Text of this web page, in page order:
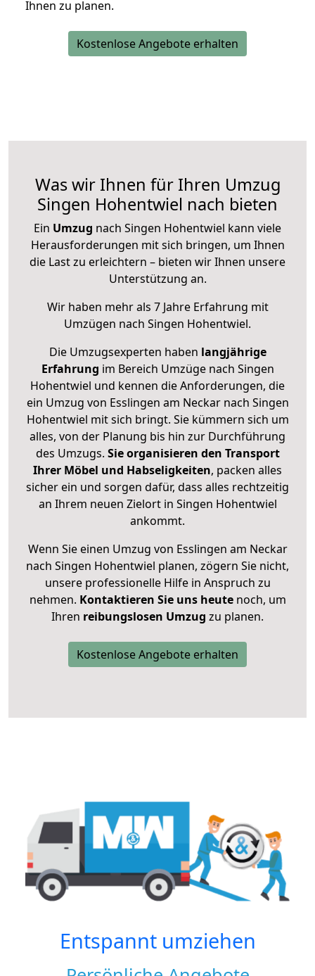
Ihnen zu planen.
Kostenlose Angebote erhalten
Was wir Ihnen für Ihren Umzug
Singen Hohentwiel nach bieten
Ein Umzug nach Singen Hohentwiel kann viele
Herausforderungen mit sich bringen, um Ihnen
die Last zu erleichtern – bieten wir Ihnen unsere
Unterstützung an.
Wir haben mehr als 7 Jahre Erfahrung mit
Umzügen nach Singen Hohentwiel.
Die Umzugsexperten haben langjährige
Erfahrung im Bereich Umzüge nach Singen
Hohentwiel und kennen die Anforderungen, die
ein Umzug von Esslingen am Neckar nach Singen
Hohentwiel mit sich bringt. Sie kümmern sich um
alles, von der Planung bis hin zur Durchführung
des Umzugs. Sie organisieren den Transport
Ihrer Möbel und Habseligkeiten, packen alles
sicher ein und sorgen dafür, dass alles rechtzeitig
an Ihrem neuen Zielort in Singen Hohentwiel
ankommt.
Wenn Sie einen Umzug von Esslingen am Neckar
nach Singen Hohentwiel planen, zögern Sie nicht,
unsere professionelle Hilfe in Anspruch zu
nehmen. Kontaktieren Sie uns heutenoch, um
Ihren reibungslosen Umzug zu planen.
Kostenlose Angebote erhalten
Entspannt umziehen